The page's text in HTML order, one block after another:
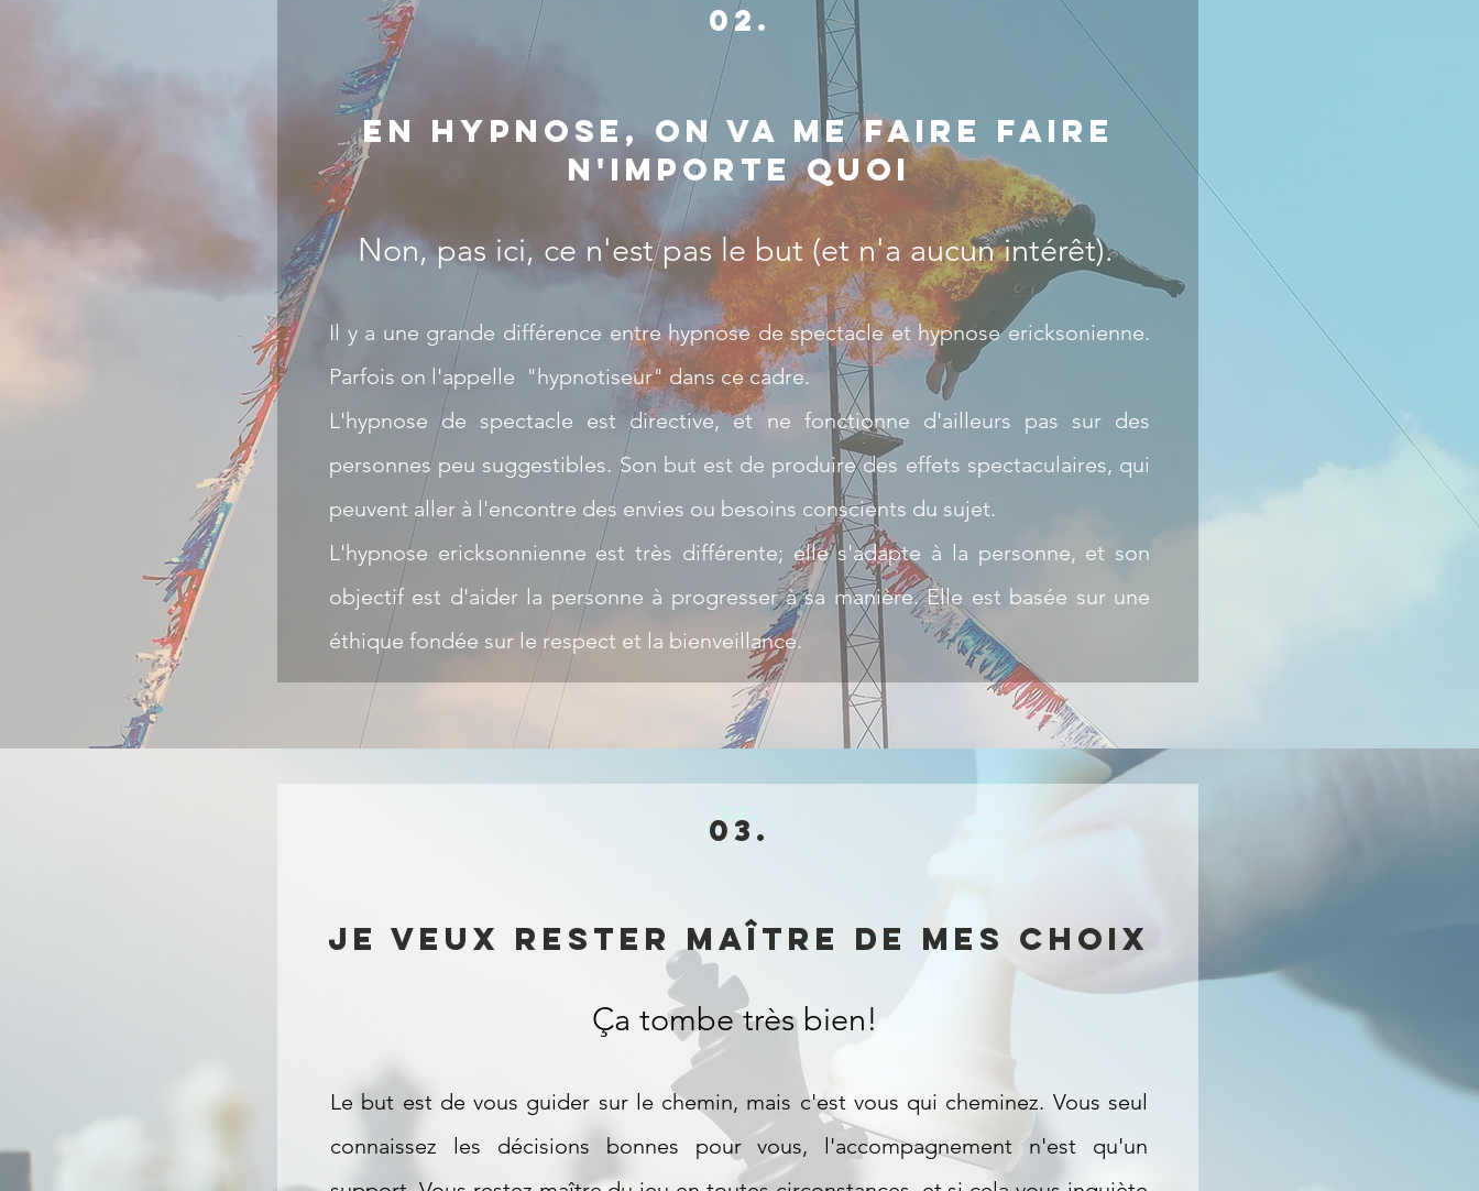
02.
En hypnose, on va me faire faire
n'importe quoi
Non, pas ici, ce n'est pas le but (et n'a aucun intérêt).
Il y a une grande différence entre hypnose de spectacleet hypnose ericksonienne.
Parfois on l'appelle "hypnotiseur" dans ce cadre.
L'hypnose de spectacle est directive, et ne fonctionne d'ailleurs pas sur des
personnes peu suggestibles. Son but est de produire des effets spectaculaires, qui
peuvent aller à l'encontre des envies ou besoins conscients du sujet.
L'hypnose ericksonnienne est très différente; elle s'adapte à la personne, et son
objectif est d'aider la personne à progresser à sa manière. Elle est basée sur une
éthique fondée sur le respect et la bienveillance.
Je veux rester maître de mes choix
Ça tombe très bien!
Le but est de vous guider sur le chemin, mais c'est vous qui cheminez. Vous seul
connaissez les décisions bonnes pour vous, l'accompagnement n'est qu'un
03.